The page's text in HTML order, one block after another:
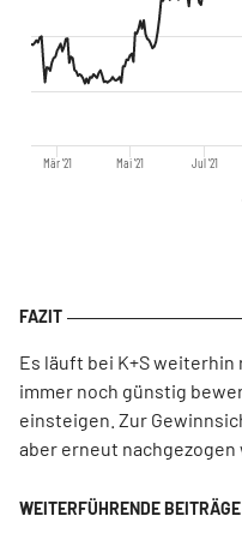
Mär '21 Mai '21 Jul '21
Es läuft bei K+S
immer noch günstig
einsteigen. Zur
aber erneut nachgezogen